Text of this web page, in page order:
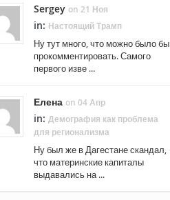
Sergey on 21 Ноя
in: Настоящий Трамп
Ну тут много, что можно было бы
прокомментировать. Самого
первого изве ...
Елена on 04 Апр
in: Демография как проблема
для регионализма
Ну был же в Дагестане скандал,
что материнские капиталы
выдавались на ...